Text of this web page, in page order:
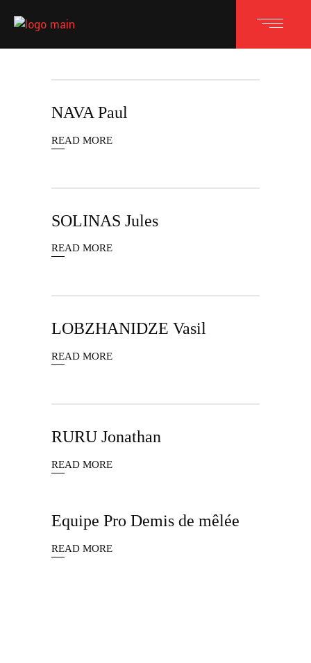
NAVA Paul
READ MORE
SOLINAS Jules
READ MORE
LOBZHANIDZE Vasil
READ MORE
RURU Jonathan
READ MORE
Equipe Pro Demis de mêlée
READ MORE